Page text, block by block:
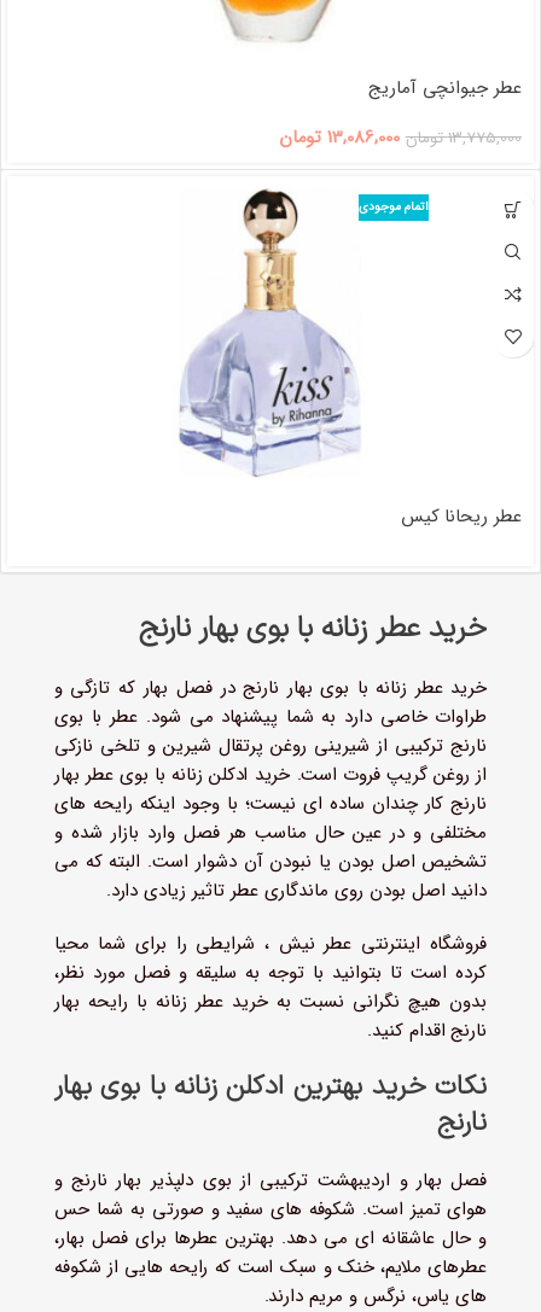
عطر جیوانچی آماریج
13,775,000تومان 13,086,000 تومان
اتمام موجودی
عطر ریحانا کیس
خرید عطر زنانه با بوی بهار نارنج
خرید عطر زنانه با بوی بهار نارنج در فصل بهار که تازگی و
طراوات خاصی دارد به شما پیشنهاد می شود. عطر با بوی
نارنج ترکیبی از شیرینی روغن پرتقال شیرین و تلخی نازکی
از روغن گریپ فروت است. خرید ادکلن زنانه با بوی عطر بهار
نارنج کار چندان ساده ای نیست؛ با وجود اینکه رایحه های
مختلفی و در عین حال مناسب هر فصل وارد بازار شده و
تشخیص اصل بودن یا نبودن آن دشوار است. البته که می
دانید اصل بودن روی ماندگاری عطر تاثیر زیادی دارد.
فروشگاه اینترنتی عطر نیش ، شرایطی را برای شما محیا
کرده است تا بتوانید با توجه به سلیقه و فصل مورد نظر،
بدون هیچ نگرانی نسبت به خرید عطر زنانه با رایحه بهار
نارنج اقدام کنید.
نکات خرید بهترین ادکلن زنانه با بوی بهار
نارنج
فصل بهار و اردیبهشت ترکیبی از بوی دلپذیر بهار نارنج و
هوای تمیز است. شکوفه های سفید و صورتی به شما حس
و حال عاشقانه ای می دهد. بهترین عطرها برای فصل بهار،
عطرهای ملایم، خنک و سبک است که رایحه هایی از شکوفه
های یاس، نرگس و مریم دارند.